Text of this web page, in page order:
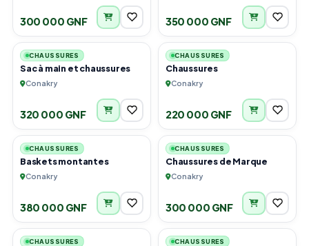
300 000 GNF 350 000 GNF
2
CHAUSSURES
Sac à main et chaussures
Conakry
320 000 GNF
3
CHAUSSURES
Chaussures
Conakry
220 000 GNF
2
CHAUSSURES
Baskets montantes
Conakry
380 000 GNF
6
CHAUSSURES
Chaussures de Marque
Conakry
300 000 GNF
3
CHAUSSURES
3
CHAUSSURES